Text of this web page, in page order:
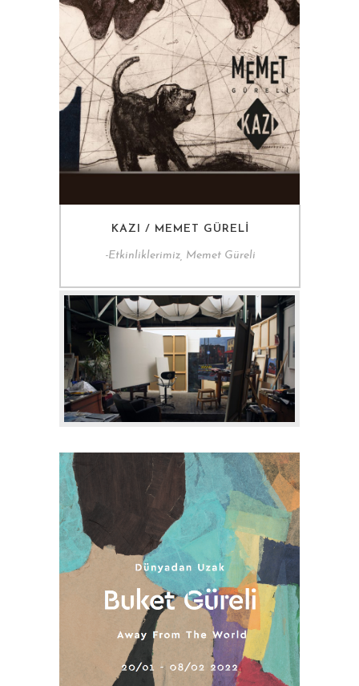
KAZI / MEMET GÜRELI
-Etkinliklerimiz, Memet Güreli